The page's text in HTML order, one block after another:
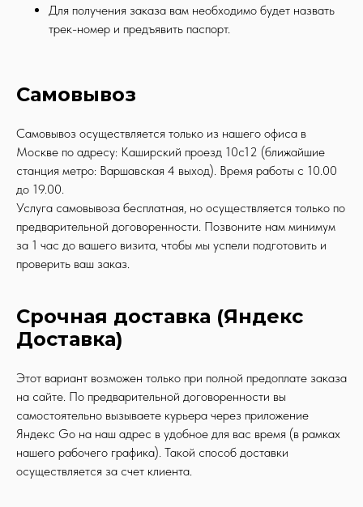
Для получения заказа вам необходимо будет назвать
трек-номер и предъявить паспорт.
Самовывоз
Самовывоз осуществляется только из нашего офиса в
Москве по адресу: Каширский проезд 10с12 (ближайшие
станция метро: Варшавская 4 выход). Время работы с 10.00
до 19.00.
Услуга самовывоза бесплатная, но осуществляется только по
предварительной договоренности. Позвоните нам минимум
за 1 час до вашего визита, чтобы мы успели подготовить и
проверить ваш заказ.
Срочная доставка (Яндекс
Доставка)
Этот вариант возможен только при полной предоплате заказа
на сайте. По предварительной договоренности вы
самостоятельно вызываете курьера через приложение
Яндекс Go на наш адрес в удобное для вас время (в рамках
нашего рабочего графика). Такой способ доставки
осуществляется за счет клиента.